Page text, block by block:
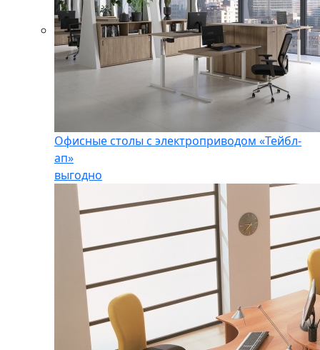
Офисные столы с электроприводом «Тейбл-
ап»
выгодно